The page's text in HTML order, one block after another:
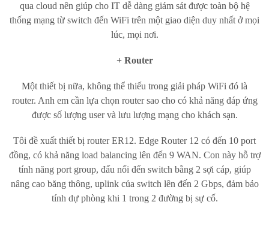
qua cloud nên giúp cho IT dễ dàng giám sát được toàn bộ hệ
thống mạng từ switch đến WiFi trên một giao diện duy nhất ở mọi
lúc, mọi nơi.
+ Router
Một thiết bị nữa, không thể thiếu trong giải pháp WiFi đó là
router. Anh em cần lựa chọn router sao cho có khả năng đáp ứng
được số lượng user và lưu lượng mạng cho khách sạn.
Tôi đề xuất thiết bị router ER12. Edge Router 12 có đến 10 port
đồng, có khả năng load balancing lên đến 9 WAN. Con này hỗ trợ
tính năng port group, đấu nối đến switch bằng 2 sợi cáp, giúp
nâng cao băng thông, uplink của switch lên đến 2 Gbps, đảm bảo
tính dự phòng khi 1 trong 2 đường bị sự cố.